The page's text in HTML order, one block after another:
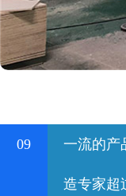
09 一流的产
造专家超